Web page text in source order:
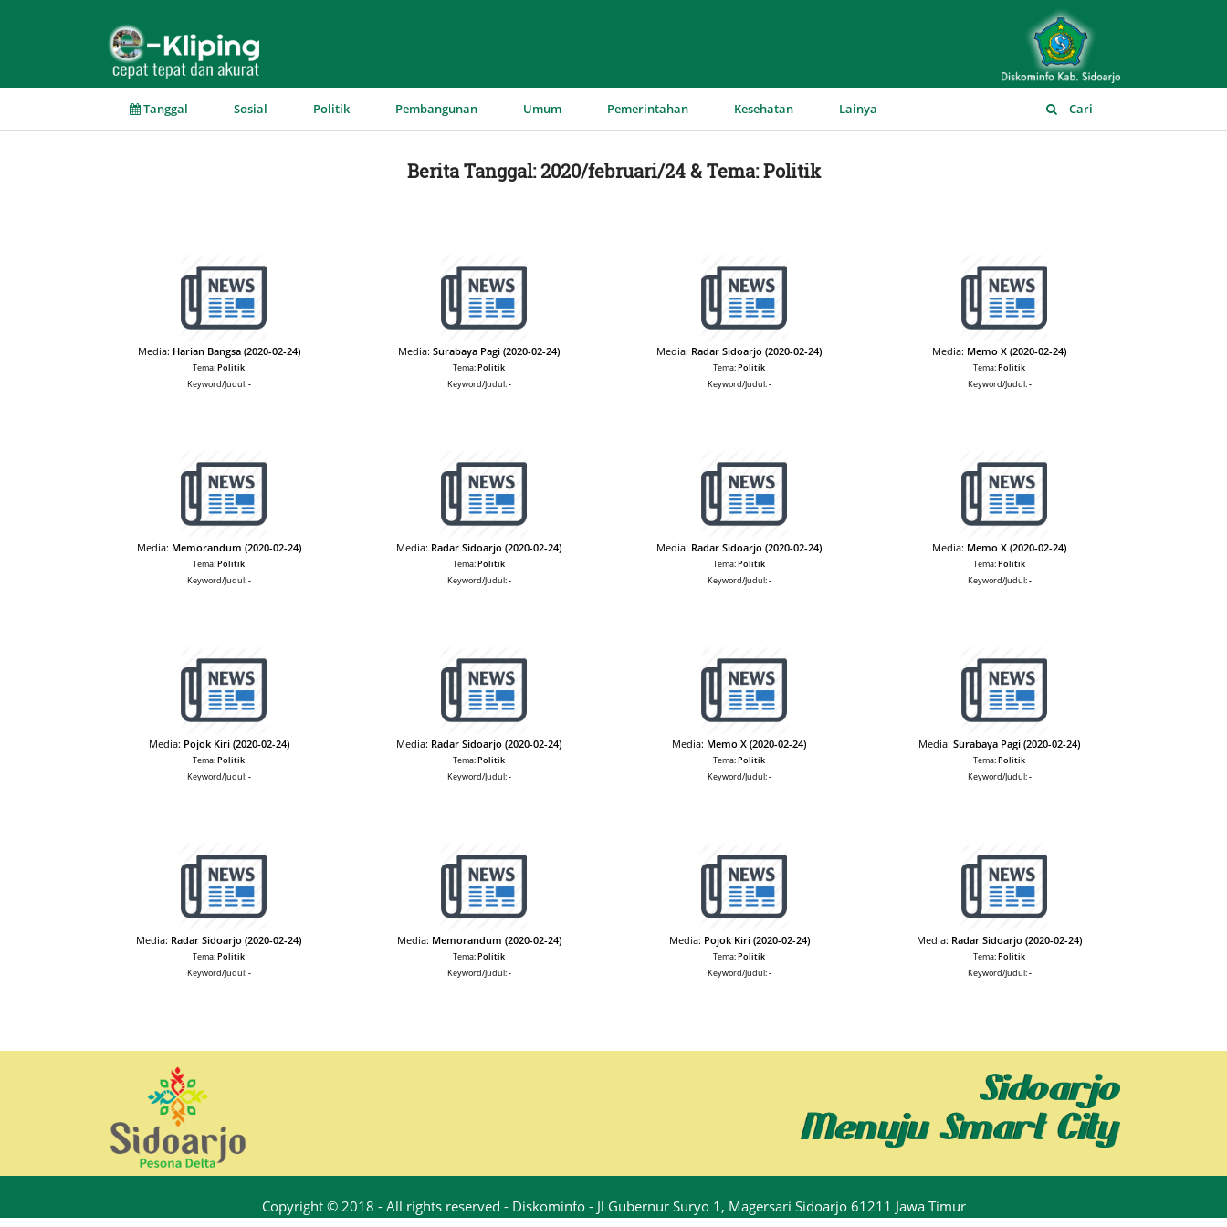
Tanggal Sosial Politik Pembangunan Umum Pemerintahan Kesehatan Lainya Cari
Berita Tanggal: 2020/februari/24 & Tema: Politik
Media: Harian Bangsa (2020-02-24)
Tema:Politik
Keyword/Judul:-
Media: Surabaya Pagi (2020-02-24)
Tema:Politik
Keyword/Judul:-
Media: Radar Sidoarjo (2020-02-24)
Tema:Politik
Keyword/Judul:-
Media: Memo X (2020-02-24)
Tema:Politik
Keyword/Judul:-
Media: Memorandum (2020-02-24)
Tema:Politik
Keyword/Judul:-
Media: Radar Sidoarjo (2020-02-24)
Tema:Politik
Keyword/Judul:-
Media: Radar Sidoarjo (2020-02-24)
Tema:Politik
Keyword/Judul:-
Media: Memo X (2020-02-24)
Tema:Politik
Keyword/Judul:-
Media: Pojok Kiri (2020-02-24)
Tema:Politik
Keyword/Judul:-
Media: Radar Sidoarjo (2020-02-24)
Tema:Politik
Keyword/Judul:-
Media: Memo X (2020-02-24)
Tema:Politik
Keyword/Judul:-
Media: Surabaya Pagi (2020-02-24)
Tema:Politik
Keyword/Judul:-
Media: Radar Sidoarjo (2020-02-24)
Tema:Politik
Keyword/Judul:-
Media: Memorandum (2020-02-24)
Tema:Politik
Keyword/Judul:-
Media: Pojok Kiri (2020-02-24)
Tema:Politik
Keyword/Judul:-
Media: Radar Sidoarjo (2020-02-24)
Tema:Politik
Keyword/Judul:-
Copyright © 2018 - All rights reserved - Diskominfo - Jl Gubernur Suryo 1, Magersari Sidoarjo 61211 Jawa Timur